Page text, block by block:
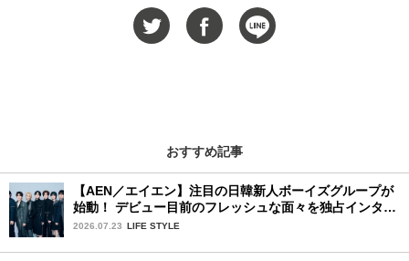
おすすめ記事
【AEN／エイエン】注目の日韓新人ボーイズグループが
始動！ デビュー目前のフレッシュな面々を独占インタビ
ュー。7人の魅力に迫ります♪
2026.07.23 LIFE STYLE